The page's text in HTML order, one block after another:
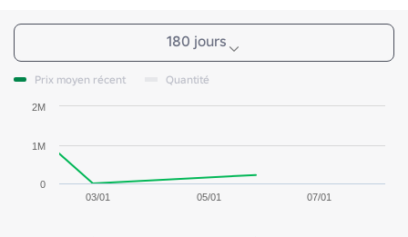
180 jours
Prix moyen récent Quantité
03/01 05/01 07/01
0
1M
2M